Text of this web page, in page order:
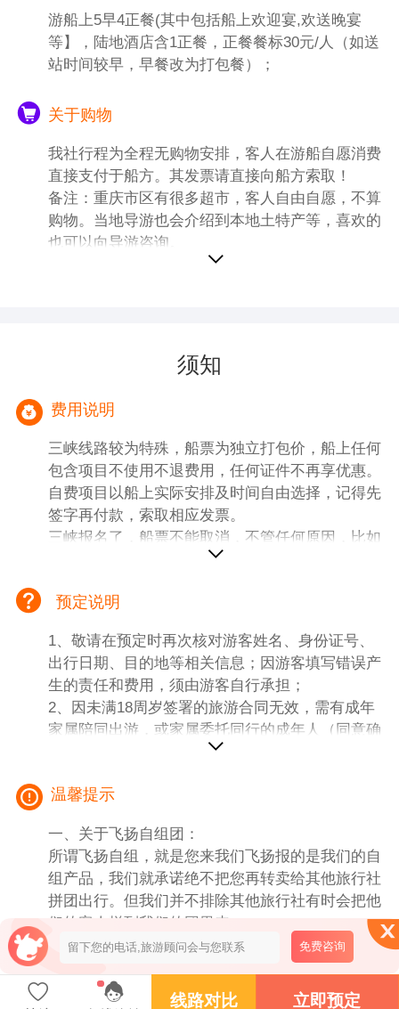
为重庆通远门古城墙遗址)
1、重庆大礼堂如果遇到政府性活动 不能进去
参观,不退任何费用！
2、重庆是山城，容易堵车，导游会根据当天
送景点，如遇景点政府性维修或不可抗力等自
然因素造成无法游览或自愿放弃，不退任何费
用！
3、重庆市区很多当地特产超市，客人自行就
近选择安排，量力而行，保管好自已的财物，
注意过马路行走安全。 4、如遇强降雨季节的
汛期或旱期，游船不能直接开抵重庆码头，那
游船上5早4正餐(其中包括船上欢迎宴,欢送晚宴
等】，陆地酒店含1正餐，正餐餐标30元/人（如送
站时间较早，早餐改为打包餐）；
关于购物
我社行程为全程无购物安排，客人在游船自愿消费
直接支付于船方。其发票请直接向船方索取！
备注：重庆市区有很多超市，客人自由自愿，不算
购物。当地导游也会介绍到本地土特产等，喜欢的
也可以向导游咨询。
须知
费用说明
三峡线路较为特殊，船票为独立打包价，船上任何
包含项目不使用不退费用，任何证件不再享优惠。
自费项目以船上实际安排及时间自由选择，记得先
签字再付款，索取相应发票。
三峡报名了，船票不能取消，不管任何原因，比如
航班延误取消火车晚点、或个人原因等等情况，船
一、【团费包含内容】
等座，名单出票为准，不保证在一起，
2、导游：地接导游服务（岸上当地导游服务，不
足6人司机兼向导服务，游船上为统一的专职船陪
导游）； 当地导游也会介绍到当地土特产等，喜
欢的也可以向导游咨询。
的基础楼层，独立阳台双标间，如需指定楼层，每
上升一层需加150元/人）;全程不提供自然单间(若
包舱，补齐单房差)，船票中所含餐，上岸游览及
门票如客人自愿放弃一律不退。
岸上宜昌、重庆一晚商务型酒店，（独立卫生间，
有电视有空调经干净为准）
4、车辆：当地空调旅游车(我社旅游车辆保证为每
一位游客提供一个正座)；宜昌至登船码头交通由
5、景点：行程所列景点门票（注明自理除外、赠
送景点不参加不退费用）船票包含门票，不参加不
预定说明
1、敬请在预定时再次核对游客姓名、身份证号、
出行日期、目的地等相关信息；因游客填写错误产
生的责任和费用，须由游客自行承担；
2、因未满18周岁签署的旅游合同无效，需有成年
家属陪同出游，或家属委托同行的成年人（同意确
名。
温馨提示
一、关于飞扬自组团：
所谓飞扬自组，就是您来我们飞扬报的是我们的自
组产品，我们就承诺绝不把您再转卖给其他旅行社
拼团出行。但我们并不排除其他旅行社有时会把他
们的客人拼到我们的团里来。
二．关于航空规定：
1. 根据民航总局规定：乘坐国内航班的旅客一律禁
止随身携带液态物品，但液态物品可办理行李托运
线路对比 立即预定
免费咨询